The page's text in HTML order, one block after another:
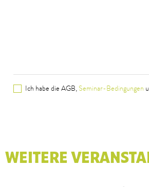
Ich habe die AGB, Seminar-Bedingungen
WEITERE